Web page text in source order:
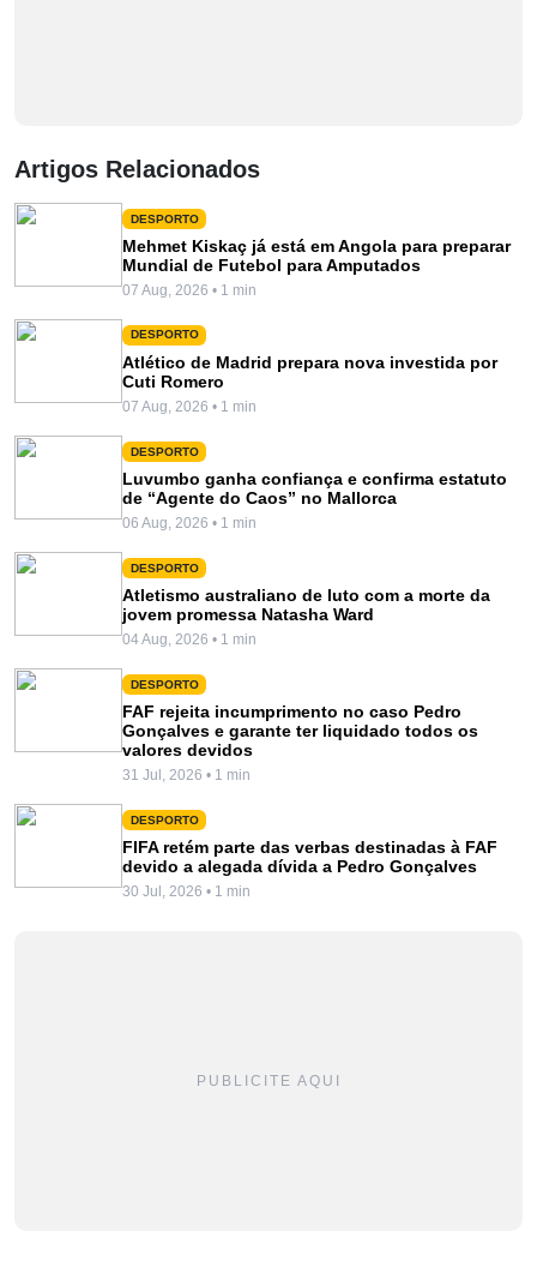
Artigos Relacionados
DESPORTO
Mehmet Kiskaç já está em Angola para preparar
Mundial de Futebol para Amputados
07 Aug, 2026 • 1 min
DESPORTO
Atlético de Madrid prepara nova investida por
Cuti Romero
07 Aug, 2026 • 1 min
DESPORTO
Luvumbo ganha confiança e confirma estatuto
de “Agente do Caos” no Mallorca
06 Aug, 2026 • 1 min
DESPORTO
Atletismo australiano de luto com a morte da
jovem promessa Natasha Ward
04 Aug, 2026 • 1 min
DESPORTO
FAF rejeita incumprimento no caso Pedro
Gonçalves e garante ter liquidado todos os
valores devidos
31 Jul, 2026 • 1 min
DESPORTO
FIFA retém parte das verbas destinadas à FAF
devido a alegada dívida a Pedro Gonçalves
30 Jul, 2026 • 1 min
PUBLICITE AQUI